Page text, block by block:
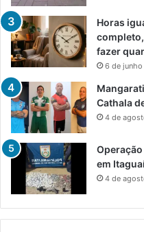
Horas
fazer
6 de
Cathala
4 de
em
4 de